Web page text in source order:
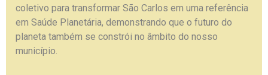
coletivo para transformar São Carlos em uma referência
em Saúde Planetária, demonstrando que o futuro do
planeta também se constrói no âmbito do nosso
município.